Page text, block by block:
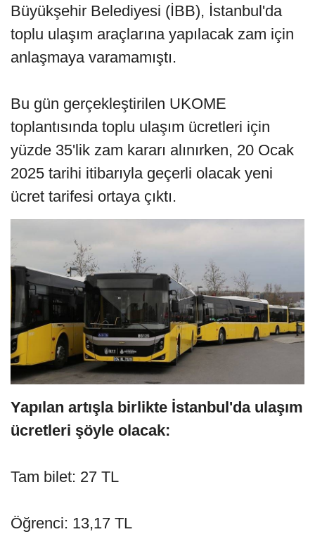
Büyükşehir Belediyesi (İBB), İstanbul'da
toplu ulaşım araçlarına yapılacak zam için
anlaşmaya varamamıştı.
Bu gün gerçekleştirilen UKOME
toplantısında toplu ulaşım ücretleri için
yüzde 35'lik zam kararı alınırken, 20 Ocak
2025 tarihi itibarıyla geçerli olacak yeni
ücret tarifesi ortaya çıktı.
Yapılan artışla birlikte İstanbul'da ulaşım
ücretleri şöyle olacak:
Tam bilet: 27 TL
Öğrenci: 13,17 TL